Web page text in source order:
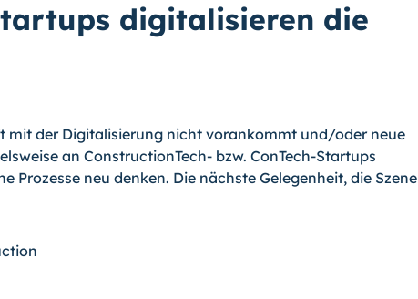
digitalisieren die
mit der Digitalisierung nicht vorankommt und/oder neue
an ConstructionTech- bzw. ConTech-Startups
Prozesse neu denken. Die nächste Gelegenheit, die Szene